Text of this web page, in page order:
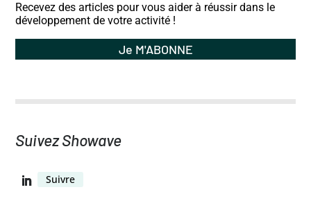
Recevez des articles pour vous aider à réussir dans le
développement de votre activité !
Je M'ABONNE
Suivez Showave
Suivre